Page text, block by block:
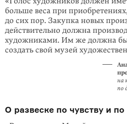
больше веса при
до сих пор. Закупка новых
дей­стви­тельно должна
художниками. Им же должна
создать свой музей
на
по
О развеске по чувству и